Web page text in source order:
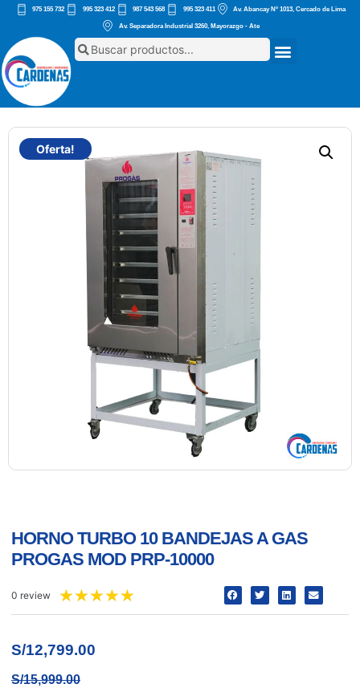
975 155 732 995 323 412 987 543 568 995 323 411 Av. Abancay Nº 1013, Cercado de Lima
Av. Separadora Industrial 3260, Mayorazgo - Ate
Oferta!
HORNO TURBO 10 BANDEJAS A GAS
PROGAS MOD PRP-10000
0 review ★★★★★
S/12,799.00
S/15,999.00